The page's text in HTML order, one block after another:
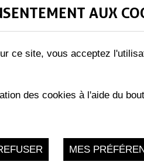
MIEL ET LES ABEILLES »
au 17.02.2023
AUX
ce site, vous acceptez
des cookies à l'aide du
MES